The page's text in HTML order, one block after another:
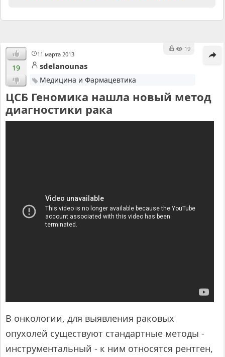
11 марта 2013
19
19 sdelanounas
Медицина и Фармацевтика
ЦСБ Геномика нашла новый метод
диагностики рака
В онкологии, для выявления раковых
опухолей существуют стандартные методы -
инструментальный - к ним относятся рентген,